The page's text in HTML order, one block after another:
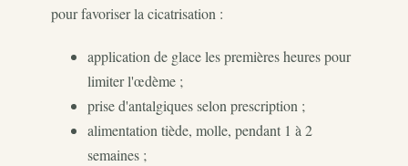
pour favoriser la cicatrisation :
application de glace les premières heures pour
limiter l'œdème ;
prise d'antalgiques selon prescription ;
alimentation tiède, molle, pendant 1 à 2
semaines ;